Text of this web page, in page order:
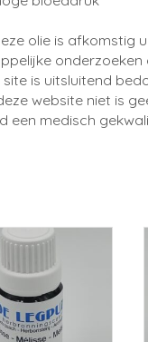
olie is
is uitsluitend
website niet is
een medisch